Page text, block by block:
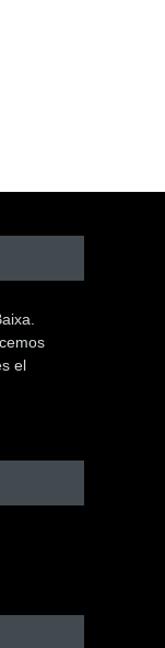
el